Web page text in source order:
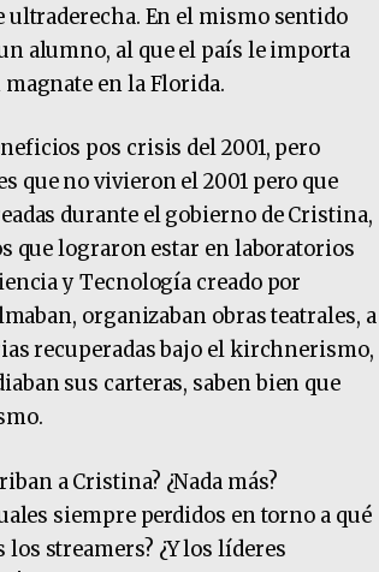
ultraderecha. En el mismo sentido
alumno, al que el país le importa
en la Florida.
pos crisis del 2001, pero
que no vivieron el 2001 pero que
durante el gobierno de Cristina,
que lograron estar en laboratorios
y Tecnología creado por
organizaban obras teatrales, a
recuperadas bajo el kirchnerismo,
sus carteras, saben bien que
a Cristina? ¿Nada más?
siempre perdidos en torno a qué
streamers? ¿Y los líderes